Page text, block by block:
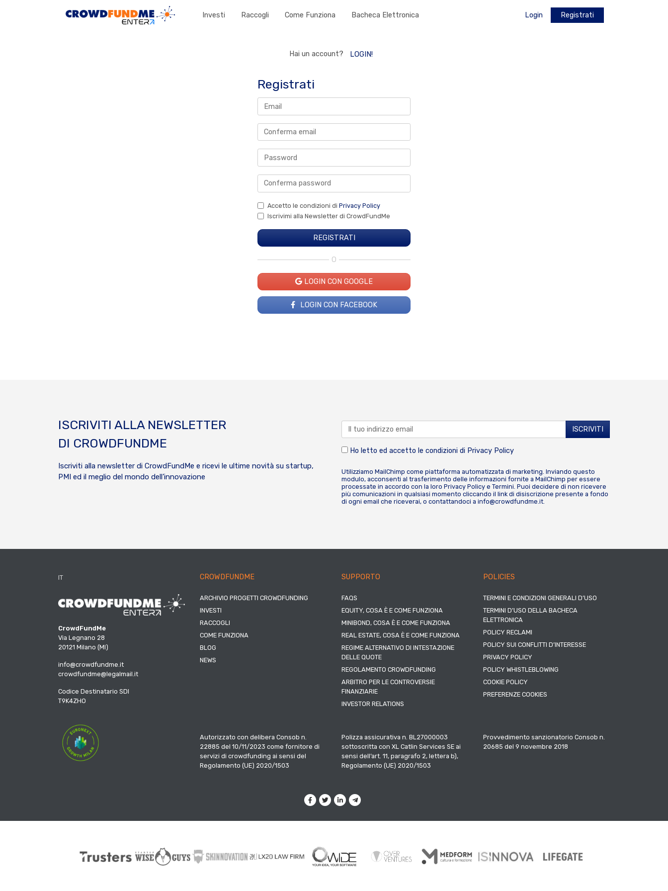
Investi Raccogli Come Funziona Bacheca Elettronica Login Registrati
Hai un account? LOGIN!
Registrati
Accetto le condizioni di Privacy Policy
Iscrivimi alla Newsletter di CrowdFundMe
O
LOGIN CON GOOGLE
LOGIN CON FACEBOOK
ISCRIVITI ALLA NEWSLETTER
DI CROWDFUNDME
Iscriviti alla newsletter di CrowdFundMe e ricevi le ultime novità su startup,
PMI ed il meglio del mondo dell’innovazione
Ho letto ed accetto le condizioni di Privacy Policy
Utilizziamo MailChimp come piattaforma automatizzata di marketing. Inviando questo
modulo, acconsenti al trasferimento delle informazioni fornite a MailChimp per essere
processate in accordo con la loro Privacy Policy e Termini. Puoi decidere di non ricevere
più comunicazioni in qualsiasi momento cliccando il link di disiscrizione presente a fondo
di ogni email che riceverai, o contattandoci a info@crowdfundme.it.
IT
CrowdFundMe
Via Legnano 28
20121 Milano (MI)
info@crowdfundme.it
crowdfundme@legalmail.it
Codice Destinatario SDI
T9K4ZHO
CROWDFUNDME
ARCHIVIO PROGETTI CROWDFUNDING
INVESTI
RACCOGLI
COME FUNZIONA
BLOG
NEWS
SUPPORTO
FAQS
EQUITY, COSA È E COME FUNZIONA
MINIBOND, COSA È E COME FUNZIONA
REAL ESTATE, COSA È E COME FUNZIONA
REGIME ALTERNATIVO DI INTESTAZIONE
DELLE QUOTE
REGOLAMENTO CROWDFUNDING
ARBITRO PER LE CONTROVERSIE
FINANZIARIE
INVESTOR RELATIONS
POLICIES
TERMINI E CONDIZIONI GENERALI D’USO
TERMINI D’USO DELLA BACHECA
ELETTRONICA
POLICY RECLAMI
POLICY SUI CONFLITTI D’INTERESSE
PRIVACY POLICY
POLICY WHISTLEBLOWING
COOKIE POLICY
PREFERENZE COOKIES
Autorizzato con delibera Consob n.
22885 del 10/11/2023 come fornitore di
servizi di crowdfunding ai sensi del
Regolamento (UE) 2020/1503
Polizza assicurativa n. BL27000003
sottoscritta con XL Catlin Services SE ai
sensi dell’art. 11, paragrafo 2, lettera b),
Regolamento (UE) 2020/1503
Provvedimento sanzionatorio Consob n.
20685 del 9 novembre 2018